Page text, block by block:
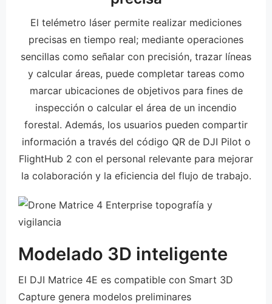
El telémetro láser permite realizar mediciones
precisas en tiempo real; mediante operaciones
sencillas como señalar con precisión, trazar líneas
y calcular áreas, puede completar tareas como
marcar ubicaciones de objetivos para fines de
inspección o calcular el área de un incendio
forestal. Además, los usuarios pueden compartir
información a través del código QR de DJI Pilot o
FlightHub 2 con el personal relevante para mejorar
la colaboración y la eficiencia del flujo de trabajo.
Modelado 3D inteligente
El DJI Matrice 4E es compatible con Smart 3D
Capture genera modelos preliminares